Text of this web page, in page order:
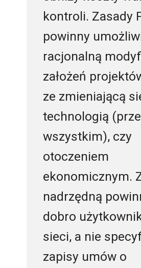
kontroli. Zasady
powinny
racjonalną
założeń
ze zmieniającą
technologią
wszystkim), czy
otoczeniem
ekonomicznym.
nadrzędną
dobro
sieci, a nie
zapisy umów o